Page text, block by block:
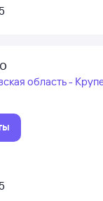
область -